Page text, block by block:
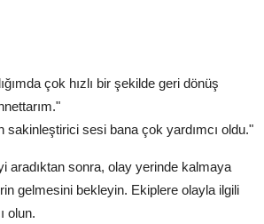
çok hızlı bir şekilde geri dönüş
sakinleştirici sesi bana çok yardımcı oldu."
aradıktan sonra, olay yerinde kalmaya
gelmesini bekleyin. Ekiplere olayla ilgili
olun.